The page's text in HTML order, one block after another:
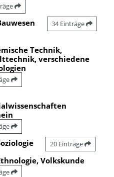
34 Einträge
Technik,
verschiedene
20 Einträge
Volkskunde